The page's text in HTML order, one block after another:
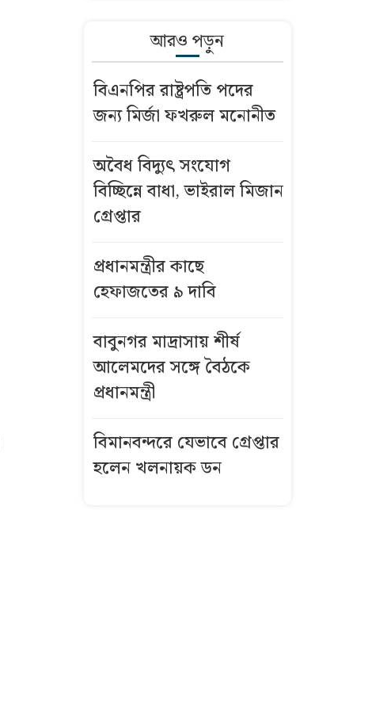
প্রধানমন্ত্রীর কাছে
হেফাজতের ৯
দাবি
নাগরিককে
অপহরণ-
মুক্তিপণ আদায়,
ক্যালগেরিতে
মুসলিম
জামাতের ৪২তম
জলসা সালানা
ঈদে
মিলাদুন্নবীতে
আরও পড়ুন
বিএনপির রাষ্ট্রপতি পদের
জন্য মির্জা ফখরুল মনোনীত
অবৈধ বিদ্যুৎ সংযোগ
বিচ্ছিন্নে বাধা, ভাইরাল মিজান
গ্রেপ্তার
প্রধানমন্ত্রীর কাছে
হেফাজতের ৯ দাবি
বাবুনগর মাদ্রাসায় শীর্ষ
আলেমদের সঙ্গে বৈঠকে
প্রধানমন্ত্রী
বিমানবন্দরে যেভাবে গ্রেপ্তার
হলেন খলনায়ক ডন